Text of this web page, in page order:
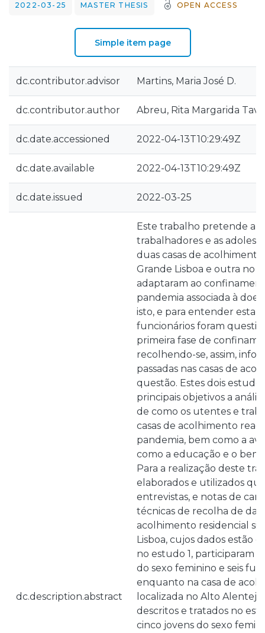
2022-03-25 MASTER THESIS OPEN ACCESS
Simple item page
dc.contributor.advisor Martins, Maria José D.
dc.contributor.author Abreu, Rita Margarida
dc.date.accessioned 2022-04-13T10:29:49Z
dc.date.available 2022-04-13T10:29:49Z
dc.date.issued 2022-03-25
dc.description.abstract
Este trabalho pretende
trabalhadores e as
duas casas de
Grande Lisboa e outra no
adaptaram ao
pandemia associada à
isto, e para entender esta
funcionários foram
primeira fase de
recolhendo-se, assim,
passadas nas casas de
questão. Estes dois
principais objetivos a
de como os utentes e
casas de acolhimento
pandemia, bem como a
como a educação e o
Para a realização deste
elaborados e utilizados
entrevistas, e notas de
técnicas de recolha de
acolhimento residencial
Lisboa, cujos dados estão
no estudo 1, participaram
do sexo feminino e seis
enquanto na casa de
localizada no Alto
descritos e tratados no
cinco jovens do sexo